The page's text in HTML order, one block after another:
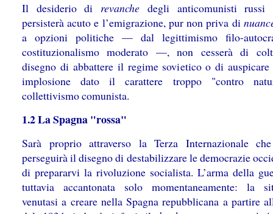
Il desiderio di revanche degli anticomunisti russi
persisterà acuto e l’emigrazione, pur non priva di
a opzioni politiche — dal legittimismo filo-
costituzionalismo moderato —, non cesserà di
disegno di abbattere il regime sovietico o di auspicare
implosione dato il carattere troppo "contro
collettivismo comunista.
1.2 La Spagna "rossa"
Sarà proprio attraverso la Terza Internazionale
perseguirà il disegno di destabilizzare le democrazie
di prepararvi la rivoluzione socialista. L’arma della
tuttavia accantonata solo momentaneamente: la
venutasi a creare nella Spagna repubblicana a partire